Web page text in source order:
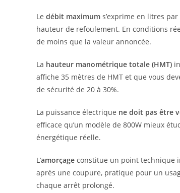
Le débit maximum s’exprime en litres
hauteur de refoulement. En conditions
de moins que la valeur annoncée.
La hauteur manométrique totale (HMT)
affiche 35 mètres de HMT et que vous
de sécurité de 20 à 30%.
La puissance électrique ne doit pas être
efficace qu’un modèle de 800W mieux
énergétique réelle.
L’amorçage constitue un point technique
après une coupure, pratique pour un
chaque arrêt prolongé.